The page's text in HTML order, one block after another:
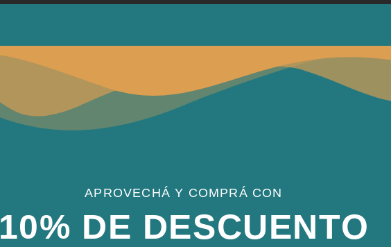
APROVECHÁ Y COMPRÁ CON
10% DE DESCUENTO